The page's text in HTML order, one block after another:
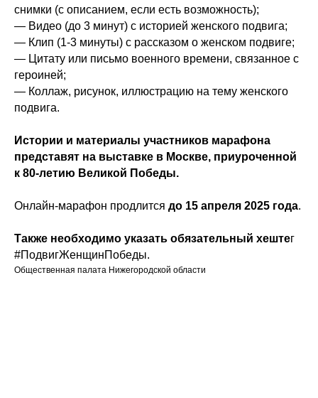
снимки (с описанием, если есть возможность);
— Видео (до 3 минут) с историей женского подвига;
— Клип (1-3 минуты) с рассказом о женском подвиге;
— Цитату или письмо военного времени, связанное с
героиней;
— Коллаж, рисунок, иллюстрацию на тему женского
подвига.
Истории и материалы участников марафона
представят на выставке в Москве, приуроченной
к 80-летию Великой Победы.
Онлайн-марафон продлится до 15 апреля 2025 года.
Также необходимо указать обязательный хештег
#ПодвигЖенщинПобеды.
Общественная палата Нижегородской области